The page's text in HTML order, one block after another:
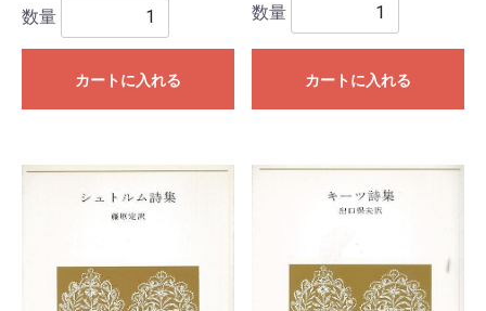
数量
カートに入れる
数量
カートに入れる